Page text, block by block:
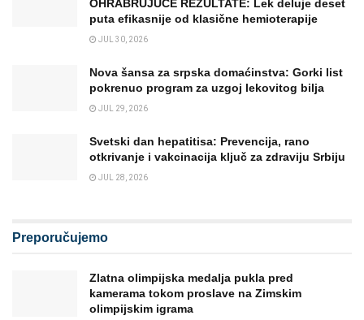
OHRABRUJUĆE REZULTATE: Lek deluje deset
puta efikasnije od klasične hemioterapije
JUL 30, 2026
Nova šansa za srpska domaćinstva: Gorki list
pokrenuo program za uzgoj lekovitog bilja
JUL 29, 2026
Svetski dan hepatitisa: Prevencija, rano
otkrivanje i vakcinacija ključ za zdraviju Srbiju
JUL 28, 2026
Preporučujemo
Zlatna olimpijska medalja pukla pred
kamerama tokom proslave na Zimskim
olimpijskim igrama